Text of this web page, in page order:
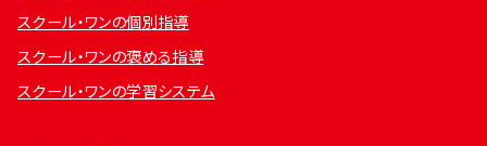
スクール・ワンの個別指導
スクール・ワンの褒める指導
スクール・ワンの学習システム